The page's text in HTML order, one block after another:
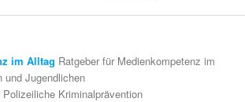
im Alltag Ratgeber für Medienkompetenz im
und Jugendlichen
Polizeiliche Kriminalprävention